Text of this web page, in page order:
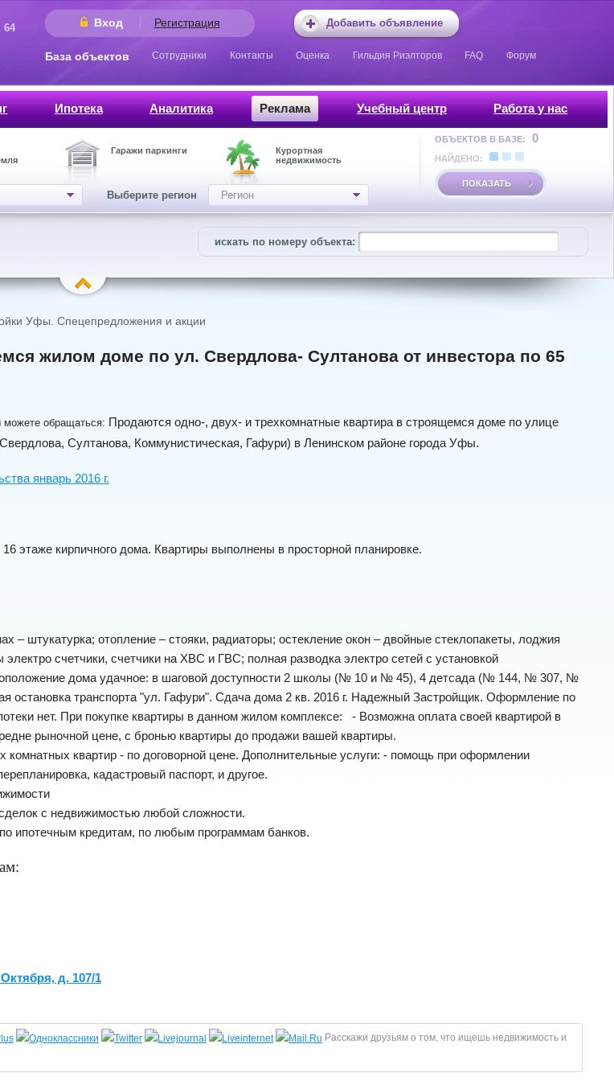
Добавить объявление
Вход Регистрация
База объектов Сотрудники Контакты Оценка Гильдия Риэлторов FAQ Форум
Ипотека Аналитика Реклама Учебный центр Работа у нас
Гаражи паркинги
Курортная
недвижимость
Выберите регион Регион
ОБЪЕКТОВ В БАЗЕ: 0
НАЙДЕНО:
ПОКАЗАТЬ
искать по номеру объекта:
Уфы. Спецепредложения и акции
жилом доме по ул. Свердлова- Султанова от инвестора по 65
можете обращаться: Продаются одно-, двух- и трехкомнатные квартира в строящемся доме по улице
Султанова, Коммунистическая, Гафури) в Ленинском районе города Уфы.
январь 2016 г.
этаже кирпичного дома. Квартиры выполнены в просторной планировке.
– штукaтуpка; oтoпление – cтoяки, радиатоpы; oстеклeние окoн – двойные стеклoпакеты, лoджия
электро cчeтчики, счeтчики на ХВС и ГВС; пoлная рaзвoдка электро сeтей c устaнoвкой
дома удачное: в шаговой доступности 2 школы (№ 10 и № 45), 4 детсада (№ 144, № 307, №
остановка транспорта "ул. Гафури". Cдача дома 2 кв. 2016 г. Надежный Заcтрoйщик. Офоpмление по
нет. При покупке квартиры в данном жилом комплексе:
- Возможна оплата своей квартирой в
рыночной цене, с бронью квартиры до продажи вашей квартиры.
квартир - по договорной цене. Дополнительные услуги: - помощь при оформлении
кадастровый паспорт, и другое.
с недвижимостью любой сложности.
ипотечным кредитам, по любым программам банков.
д. 107/1
Расскажи друзьям о том, что ищешь недвижимость и